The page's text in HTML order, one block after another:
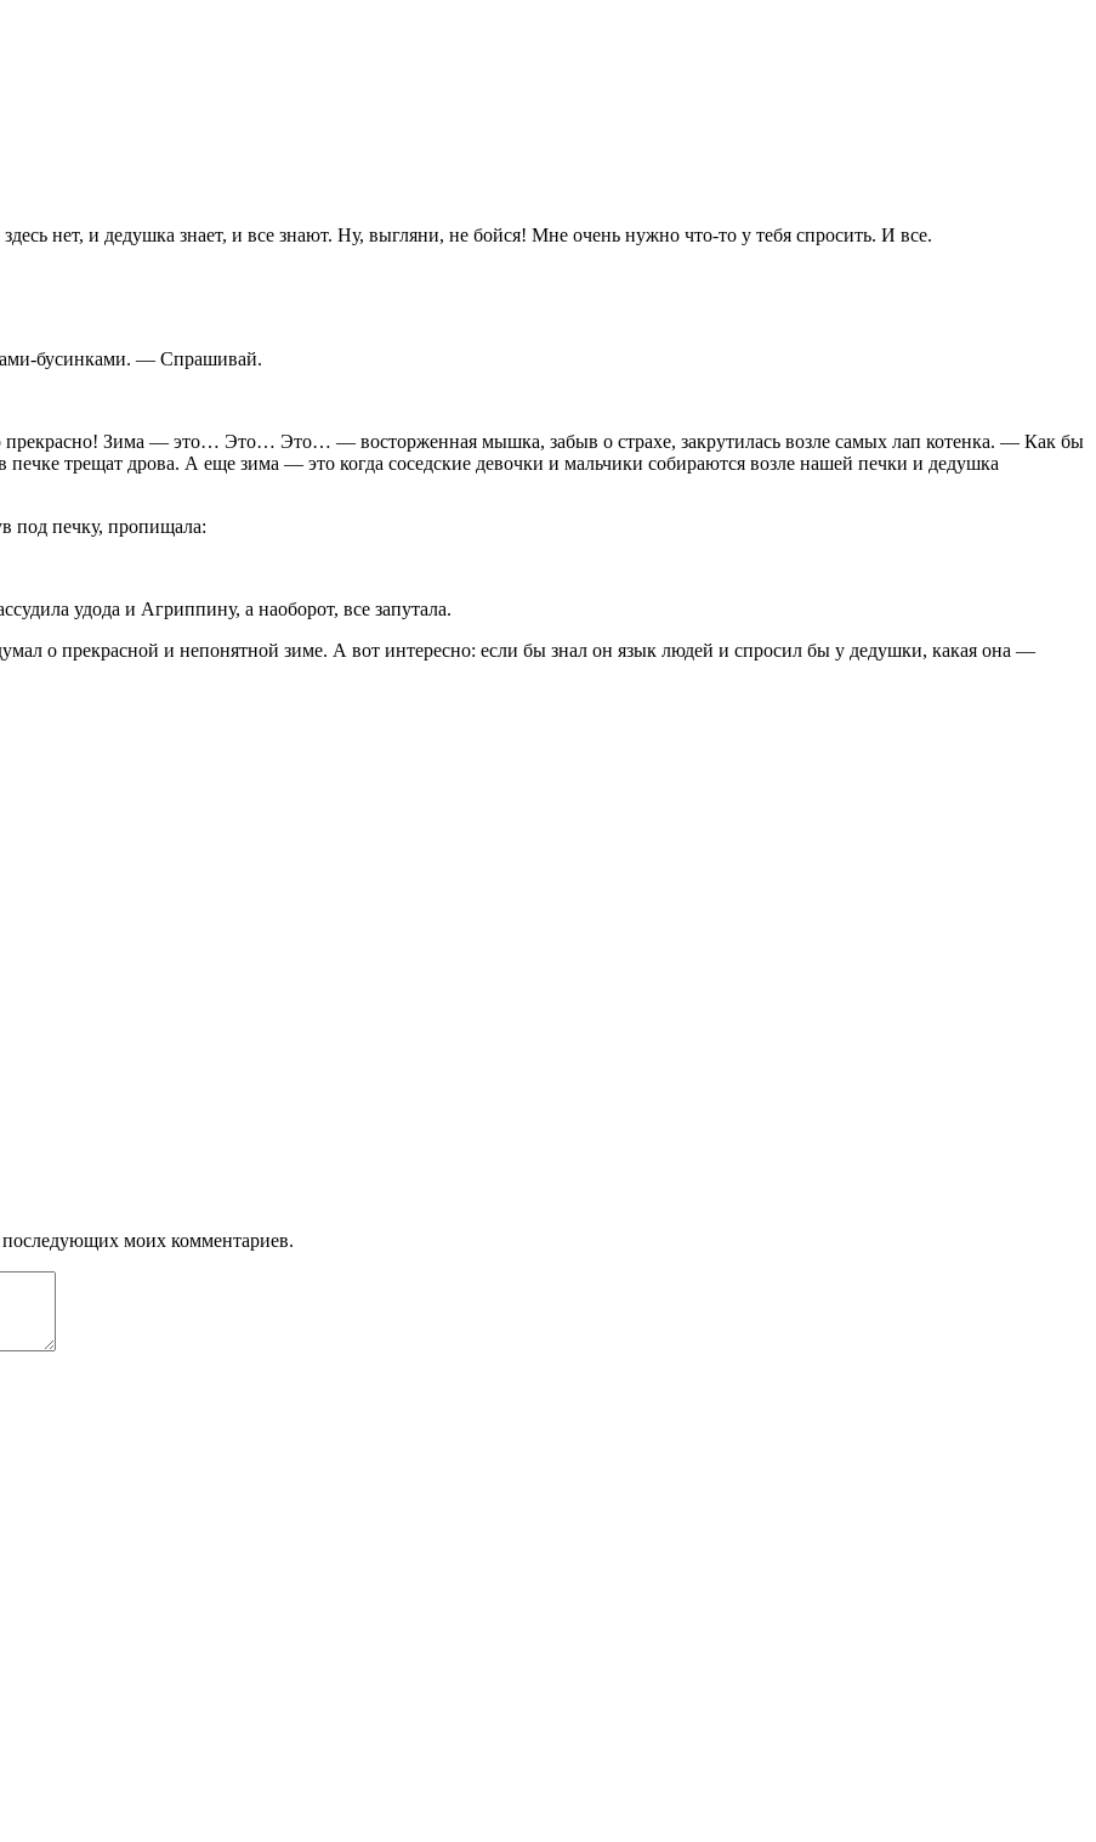
нет, и дедушка знает, и все знают. Ну, выгляни, не бойся! Мне очень нужно что-то у тебя спросить. И все.
бусинками. — Спрашивай.
Зима — это… Это… Это… — восторженная мышка, забыв о страхе, закрутилась возле самых лап котенка. — Как бы
трещат дрова. А еще зима — это когда соседские девочки и мальчики собираются возле нашей печки и дедушка
под печку, пропищала:
удода и Агриппину, а наоборот, все запутала.
о прекрасной и непонятной зиме. А вот интересно: если бы знал он язык людей и спросил бы у дедушки, какая она —
последующих моих комментариев.